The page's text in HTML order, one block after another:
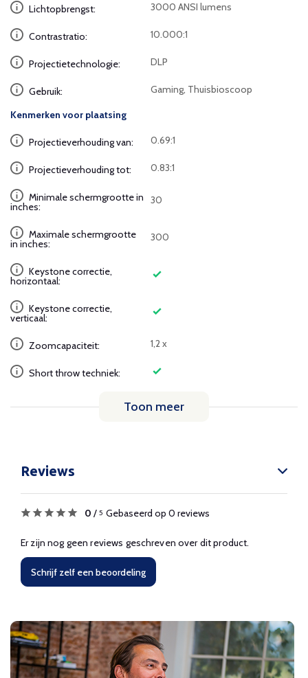
Lichtopbrengst: 3000 ANSI lumens
Contrastratio: 10.000:1
Projectietechnologie: DLP
Gebruik: Gaming, Thuisbioscoop
Kenmerken voor plaatsing
Projectieverhouding van: 0.69:1
Projectieverhouding tot: 0.83:1
Minimale schermgrootte in
inches:
30
Maximale schermgrootte
in inches:
300
Keystone correctie,
horizontaal:
Keystone correctie,
verticaal:
Zoomcapaciteit: 1,2 x
Short throw techniek:
Toon meer
Reviews
0 / 5 Gebaseerd op 0 reviews
Er zijn nog geen reviews geschreven over dit product.
Schrijf zelf een beoordeling